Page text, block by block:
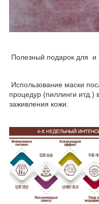
Полезный подарок для и
Использование маски
процедур (пиллинги итд.)
заживления кожи.